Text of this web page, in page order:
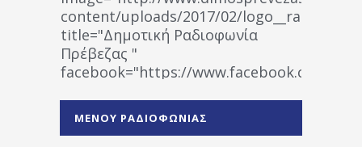
content/uploads/2017/02/
title="Δημοτική Ραδιοφωνία
Πρέβεζας "
facebook="https://www.facebook.com/
1531194763766854/" artist="" ]
ΜΕΝΟΥ ΡΑΔΙΟΦΩΝΙΑΣ